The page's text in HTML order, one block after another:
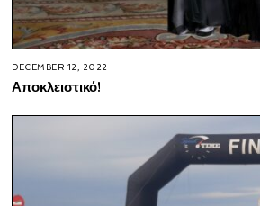
DECEMBER 12, 2022
Αποκλειστικό!